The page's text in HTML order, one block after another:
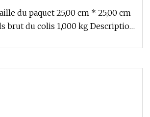
du paquet 25,00 cm * 25,00 cm
brut du colis 1,000 kg Description